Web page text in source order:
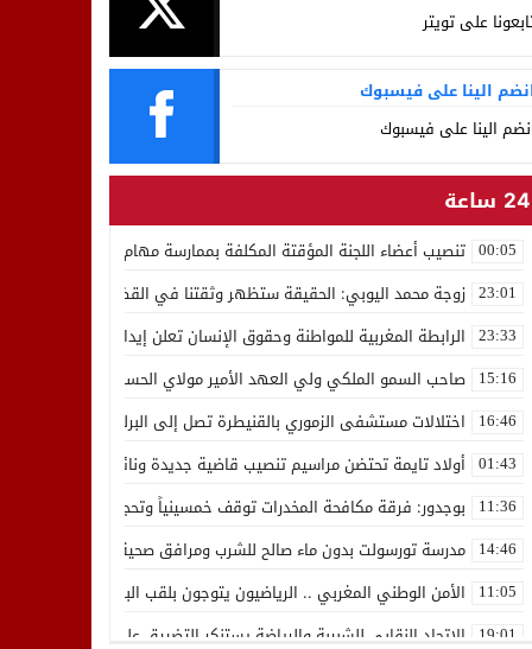
على تويتر
الينا على فيسبوك
الينا على فيسبوك
24 ساعة
00:05 تنصيب أعضاء اللجنة المؤقتة المكلفة بممارسة مهام المجلس الوطني
23:01 زوجة محمد اليوبي: الحقيقة ستظهر وثقتنا في القضاء ثابتة
23:33 الرابطة المغربية للمواطنة وحقوق الإنسان تعلن إيداع رئيسها
15:16 صاحب السمو الملكي ولي العهد الأمير مولاي الحسن يدشن “برج
16:46 اختلالات مستشفى الزموري بالقنيطرة تصل إلى البرلمان واستقالة
01:43 أولاد تايمة تحتضن مراسيم تنصيب قاضية جديدة ونائب لوكيل الملك
11:36 بوجدور: فرقة مكافحة المخدرات توقف خمسينياً وتحجز 10 كيلوغرامات من الشيرا
14:46 مدرسة تورسولت بدون ماء صالح للشرب ومرافق صحية في وضعية
11:05 الأمن الوطني المغربي .. الرياضيون يتوجون بلقب البطولة العربية
19:01 الاتحاد النقابي للشبيبة والرياضة يستنكر التضييق على الموظفين